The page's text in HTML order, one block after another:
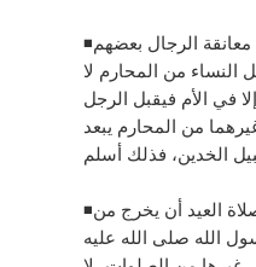
◾️عاشراً: ومما يفعل يوم العيد معانقة الرجال بعضهم
النساء من المحارم لا
في الأم فيقبل الرجل
من المحارم يبعد
◾️الحادي عشر: ويشرع لمن خرج لصلاة العيد أن يخرج من
الله صلى الله عليه